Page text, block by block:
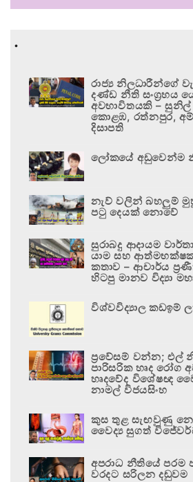
.
රාජ්‍ය නිලධාරීන්ගේ
දණ්ඩ නීති සංග්‍රහය
අවභාවිතයකි –
කොළඹ, රත්නපුර,
දිසාපති
ලෝකයේ අඩුවෙන්ම
නැව් වලින් බහලුම්
පටු දෙයක් නොවේ
සුරාබදු ආදායම
යාම සහ
කතාව – ආචාර්ය
හිටපු මානව විද්‍යා
විශ්වවිද්‍යාල කඩඉම්
ප්‍රවේසම් වන්න;
පාරිසරික හෘද රෝග
හෘදවේද විශේෂඥ
නාමල් විජයසිංහ
කුස තුළ සැඟවුණු
වෛද්‍ය සුගත්
අපරාධ නීතියේ පරම
වරදට සරිලන දඬුවම